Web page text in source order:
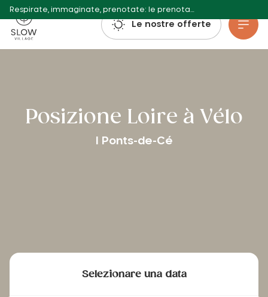
Villaggio lento
Le nostre offerte
Posizione Loire à Vélo
I Ponts-de-Cé
Selezionare una data